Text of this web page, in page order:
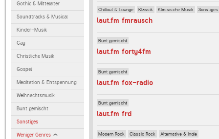
Gothic & Mittelalter
Soundtracks & Musical
Kinder-Musik
Gay
Christliche Musik
Gospel
Meditation & Entspannung
Weihnachtsmusik
Bunt gemischt
Sonstiges
Weniger Genres
Chillout & Lounge Klassik Klassische Musik Sonstiges
laut.fm fmrausch
Bunt gemischt
laut.fm forty4fm
Bunt gemischt
laut.fm fox-radio
Bunt gemischt
laut.fm frd
Modern Rock Classic Rock Alternative & Indie